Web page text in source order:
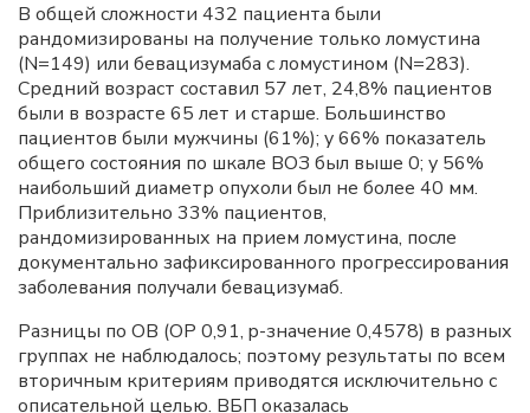
В общей сложности 432 пациента были
рандомизированы на получение только ломустина
(N=149) или бевацизумаба с ломустином (N=283).
Средний возраст составил 57 лет, 24,8% пациентов
были в возрасте 65 лет и старше. Большинство
пациентов были мужчины (61%); у 66% показатель
общего состояния по шкале ВОЗ был выше 0; у 56%
наибольший диаметр опухоли был не более 40 мм.
Приблизительно 33% пациентов,
рандомизированных на прием ломустина, после
документально зафиксированного прогрессирования
заболевания получали бевацизумаб.
Разницы по ОВ (ОР 0,91, p-значение 0,4578) в разных
группах не наблюдалось; поэтому результаты по всем
вторичным критериям приводятся исключительно с
описательной целью. ВБП оказалась